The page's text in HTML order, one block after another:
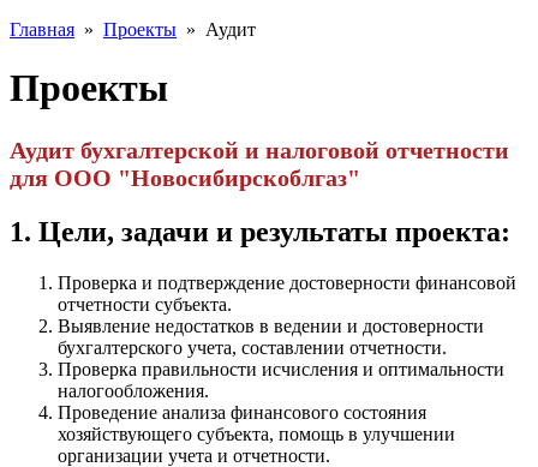
Главная » Проекты » Аудит
Проекты
Аудит бухгалтерской и налоговой отчетности
для ООО "Новосибирскоблгаз"
1. Цели, задачи и результаты проекта:
Проверка и подтверждение достоверности финансовой
отчетности субъекта.
Выявление недостатков в ведении и достоверности
бухгалтерского учета, составлении отчетности.
Проверка правильности исчисления и оптимальности
налогообложения.
Проведение анализа финансового состояния
хозяйствующего субъекта, помощь в улучшении
организации учета и отчетности.